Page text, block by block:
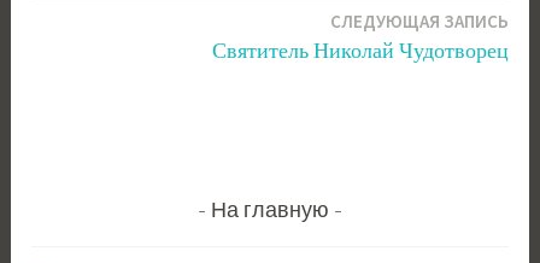
СЛЕДУЮЩАЯ ЗАПИСЬ
Святитель Николай Чудотворец
На главную